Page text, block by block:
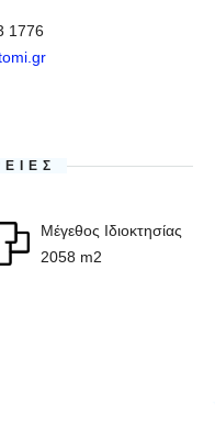
1776
Μέγεθος Ιδιοκτησίας
2058 m2